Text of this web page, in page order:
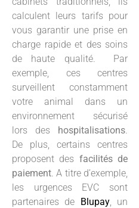
calculent leurs tarifs pour
vous garantir une prise en
charge rapide et des soins
de haute qualité. Par
exemple, ces centres
surveillent constamment
votre animal dans un
environnement sécurisé
lors des hospitalisations.
De plus, certains centres
proposent des facilités de
paiement. A titre d’exemple,
les urgences EVC sont
partenaires de Blupay, un